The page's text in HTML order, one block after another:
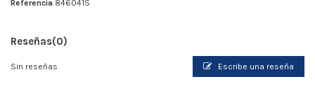
Referencia 846041S
Reseñas(0)
Sin reseñas Escribe una reseña